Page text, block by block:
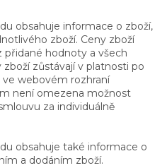
obsahuje informace o zboží,
zboží. Ceny zboží
přidané hodnoty a všech
zůstávají v platnosti po
ve webovém rozhraní
není omezena možnost
za individuálně
obsahuje také informace o
a dodáním zboží.